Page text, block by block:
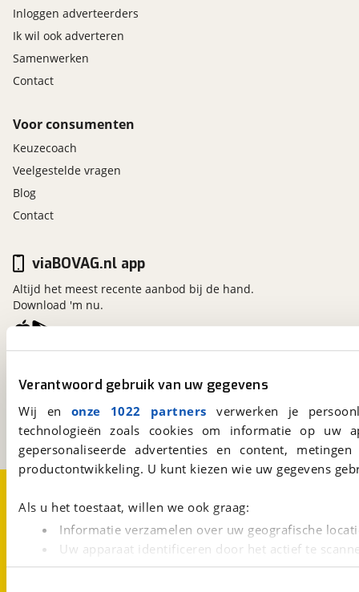
Verantwoord gebruik van uw gegevens
Wij en onze 1022 partners verwerken je
technologieën zoals cookies om informatie op
gepersonaliseerde advertenties en content,
productontwikkeling. U kunt kiezen wie uw gegevens
Als u het toestaat, willen we ook graag:
Informatie verzamelen over uw geografische
Uw apparaat identificeren door het actief te
Lees meer over hoe uw persoonlijke gegevens worden
Inloggen adverteerders
Ik wil ook adverteren
Samenwerken
Contact
Voor consumenten
Keuzecoach
Veelgestelde vragen
Blog
Contact
Kosterijland15
BOVAG
viaBOVAG.nl app
Altijd het meest recente aanbod bij de hand.
Download 'm nu.
CookievoorkeurenVacatures